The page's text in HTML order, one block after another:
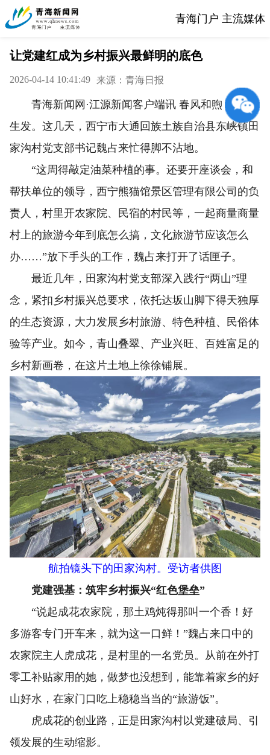
青海门户 主流媒体
让党建红成为乡村振兴最鲜明的底色
2026-04-14 10:41:49 来源：青海日报
青海新闻网·江源新闻客户端讯 春风和煦，万物
生发。这几天，西宁市大通回族土族自治县东峡镇田
家沟村党支部书记魏占来忙得脚不沾地。
“这周得敲定油菜种植的事。还要开座谈会，和
帮扶单位的领导，西宁熊猫馆景区管理有限公司的负
责人，村里开农家院、民宿的村民等，一起商量商量
村上的旅游今年到底怎么搞，文化旅游节应该怎么
办……”放下手头的工作，魏占来打开了话匣子。
最近几年，田家沟村党支部深入践行“两山”理
念，紧扣乡村振兴总要求，依托达坂山脚下得天独厚
的生态资源，大力发展乡村旅游、特色种植、民俗体
验等产业。如今，青山叠翠、产业兴旺、百姓富足的
乡村新画卷，在这片土地上徐徐铺展。
航拍镜头下的田家沟村。受访者供图
党建强基：筑牢乡村振兴“红色堡垒”
“说起成花农家院，那土鸡炖得那叫一个香！好
多游客专门开车来，就为这一口鲜！”魏占来口中的
农家院主人虎成花，是村里的一名党员。从前在外打
零工补贴家用的她，做梦也没想到，能靠着家乡的好
山好水，在家门口吃上稳稳当当的“旅游饭”。
虎成花的创业路，正是田家沟村以党建破局、引
领发展的生动缩影。